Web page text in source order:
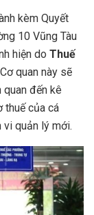
kèm Quyết
10 Vũng Tàu
hiện do Thuế
quan này sẽ
đến kê
thuế của cá
vi quản lý mới.